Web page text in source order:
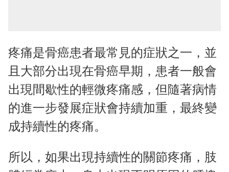
疼痛是骨癌患者最常見的症狀之一，並
且大部分出現在骨癌早期，患者一般會
出現間歇性的輕微疼痛感，但隨著病情
的進一步發展症狀會持續加重，最終變
成持續性的疼痛。
所以，如果出現持續性的關節疼痛，肢